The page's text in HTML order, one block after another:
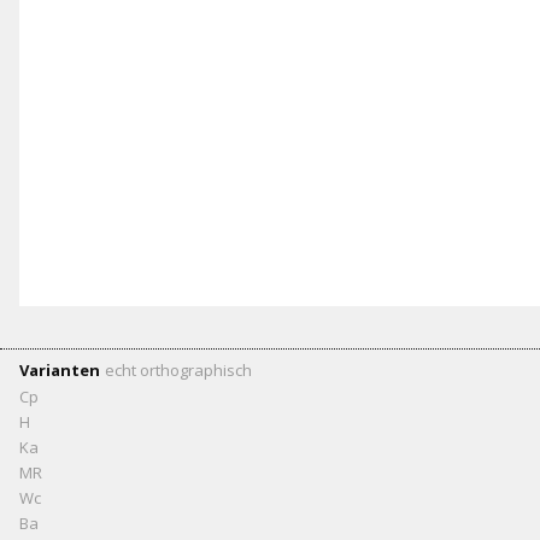
Varianten echt orthographisch
Cp
H
Ka
MR
Wc
Ba